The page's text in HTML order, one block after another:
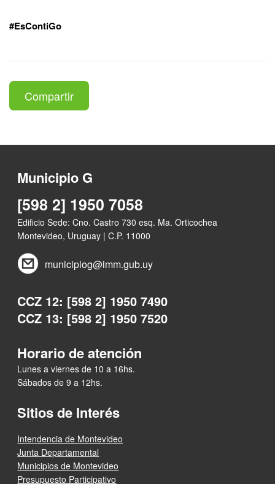
#EsContiGo
Compartir
Municipio G
[598 2] 1950 7058
Edificio Sede: Cno. Castro 730 esq. Ma. Orticochea
Montevideo, Uruguay | C.P. 11000
municipiog@imm.gub.uy
CCZ 12: [598 2] 1950 7490
CCZ 13: [598 2] 1950 7520
Horario de atención
Lunes a viernes de 10 a 16hs.
Sábados de 9 a 12hs.
Sitios de Interés
Intendencia de Montevideo
Junta Departamental
Municipios de Montevideo
Presupuesto Participativo